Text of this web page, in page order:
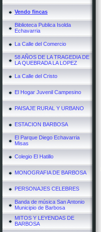
Vendo fincas
Biblioteca Publica Isolda
Echavarria
La Calle del Comercio
58 AÑOS DE LA TRAGEDIA DE
LA QUEBRADA LA LOPEZ
La Calle del Cristo
El Hogar Juvenil Campesino
PAISAJE RURAL Y URBANO
ESTACION BARBOSA
El Parque Diego Echavarria
Misas
Colegio El Hatillo
MONOGRAFIA DE BARBOSA
PERSONAJES CELEBRES
Banda de música San Antonio
Municipio de Barbosa
MITOS Y LEYENDAS DE
BARBOSA